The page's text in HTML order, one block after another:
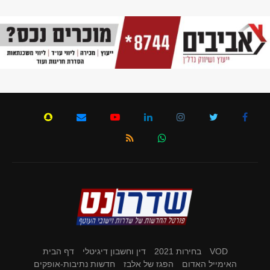
VOD בחירות 2021 דין וחשבון דיגיטלי
דף הבית
האימייל האדום
הפגז של אלבז חדשות נתיבות-אופקים